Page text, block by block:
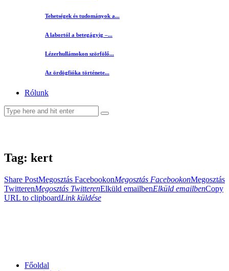
Tehetségek és tudományok a...
A labortól a betegágyig –...
Lézerhullámokon szörfölő...
Az ördögfióka története...
Rólunk
Tag: kert
Share PostMegosztás FacebookonMegosztás FacebookonMegosztás
TwitterenMegosztás TwitterenElküld emailbenElküld emailbenCopy
URL to clipboardLink küldése
Főoldal